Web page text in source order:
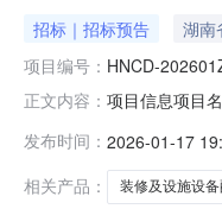
招标｜招标预告 湖南
项目编号： HNCD-
正文内容： 项目信息项目
标项目类型:住
发布时间： 2026-01-17
相关产品：
装修及设施设